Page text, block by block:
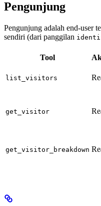
Pengunjung
Pengunjung adalah end-user
sendiri (dari panggilan
Tool
list_visitors
get_visitor
get_visitor_breakdown